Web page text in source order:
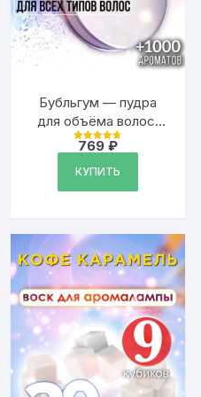
Бубльгум — пудра
для объёма волос,
20 гр
Оценка
из 5
769 ₽
КУПИТЬ